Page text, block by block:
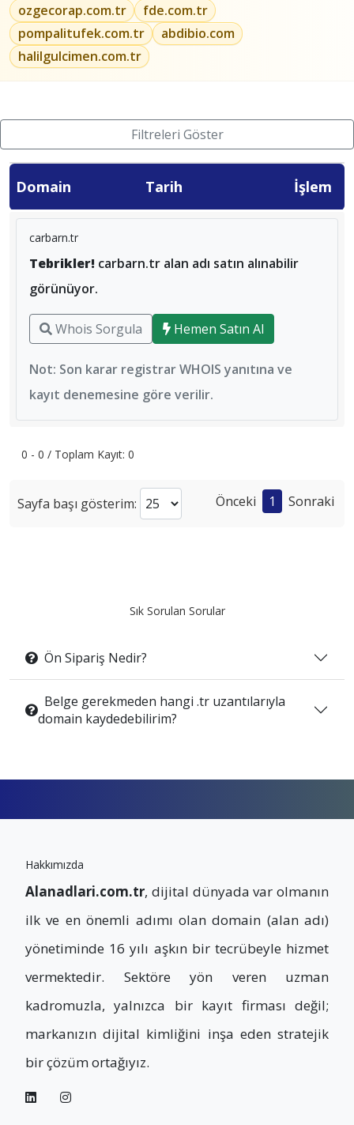
ozgecorap.com.tr
fde.com.tr
pompalitufek.com.tr
abdibio.com
halilgulcimen.com.tr
Filtreleri Göster
Domain Tarih İşlem
carbarn.tr
Tebrikler! carbarn.tr alan adı satın alınabilir
görünüyor.
Whois Sorgula Hemen Satın Al
Not: Son karar registrar WHOIS yanıtına ve
kayıt denemesine göre verilir.
0 - 0 / Toplam Kayıt: 0
Sayfa başı gösterim: Önceki 1 Sonraki
Sık Sorulan Sorular
Ön Sipariş Nedir?
Belge gerekmeden hangi .tr uzantılarıyla
domain kaydedebilirim?
Hakkımızda
Alanadlari.com.tr, dijital dünyada var olmanın
ilk ve en önemli adımı olan domain (alan adı)
yönetiminde 16 yılı aşkın bir tecrübeyle hizmet
vermektedir. Sektöre yön veren uzman
kadromuzla, yalnızca bir kayıt firması değil;
markanızın dijital kimliğini inşa eden stratejik
bir çözüm ortağıyız.